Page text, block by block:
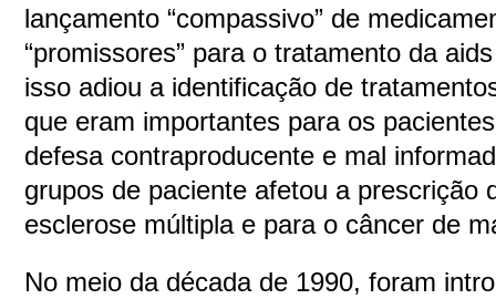
lançamento “compassivo” de
“promissores” para o tratamento da
isso adiou a identificação de
que eram importantes para os
defesa contraproducente e mal
grupos de paciente afetou a prescrição
esclerose múltipla e para o câncer de
No meio da década de 1990, foram